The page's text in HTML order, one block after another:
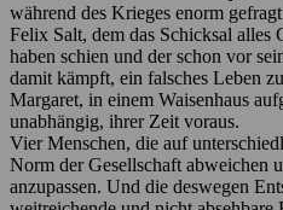
während des Krieges enorm
Felix Salt, dem das Schicksal alles
haben schien und der schon vor
damit kämpft, ein falsches Leben
Margaret, in einem Waisenhaus
unabhängig, ihrer Zeit voraus.
Vier Menschen, die auf
Norm der Gesellschaft abweichen
anzupassen. Und die deswegen